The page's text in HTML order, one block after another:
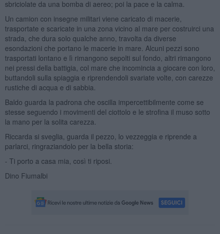
sbriciolate da una bomba di aereo; poi la pace e la calma.
Un camion con insegne militari viene caricato di macerie,
trasportate e scaricate in una zona vicino al mare per costruirci una
strada, che dura solo qualche anno, travolta da diverse
esondazioni che portano le macerie in mare. Alcuni pezzi sono
trasportati lontano e lì rimangono sepolti sul fondo, altri rimangono
nei pressi della battigia, col mare che incomincia a giocare con loro,
buttandoli sulla spiaggia e riprendendoli svariate volte, con carezze
rustiche di acqua e di sabbia.
Baldo guarda la padrona che oscilla impercettibilmente come se
stesse seguendo i movimenti del ciottolo e le strofina il muso sotto
la mano per la solita carezza.
Riccarda si sveglia, guarda il pezzo, lo vezzeggia e riprende a
parlarci, ringraziandolo per la bella storia:
- Ti porto a casa mia, così ti riposi.
Dino Fiumalbi